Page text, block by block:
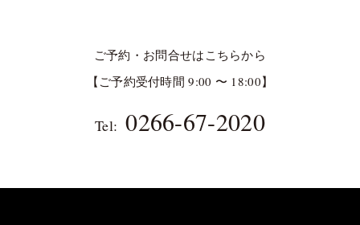
ご予約・お問合せはこちらから
【ご予約受付時間 9:00 〜 18:00】
Tel: 0266-67-2020